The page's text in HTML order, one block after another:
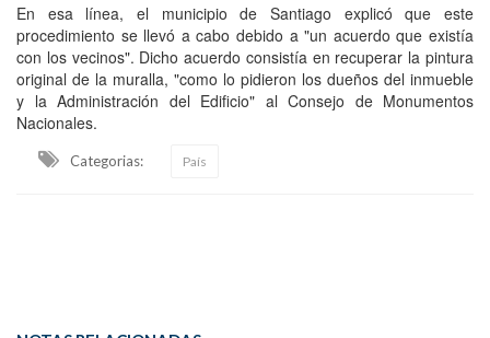
En esa línea, el municipio de Santiago explicó que este
procedimiento se llevó a cabo debido a "un acuerdo que existía
con los vecinos". Dicho acuerdo consistía en recuperar la pintura
original de la muralla, "como lo pidieron los dueños del inmueble
y la Administración del Edificio" al Consejo de Monumentos
Nacionales.
Categorias: País